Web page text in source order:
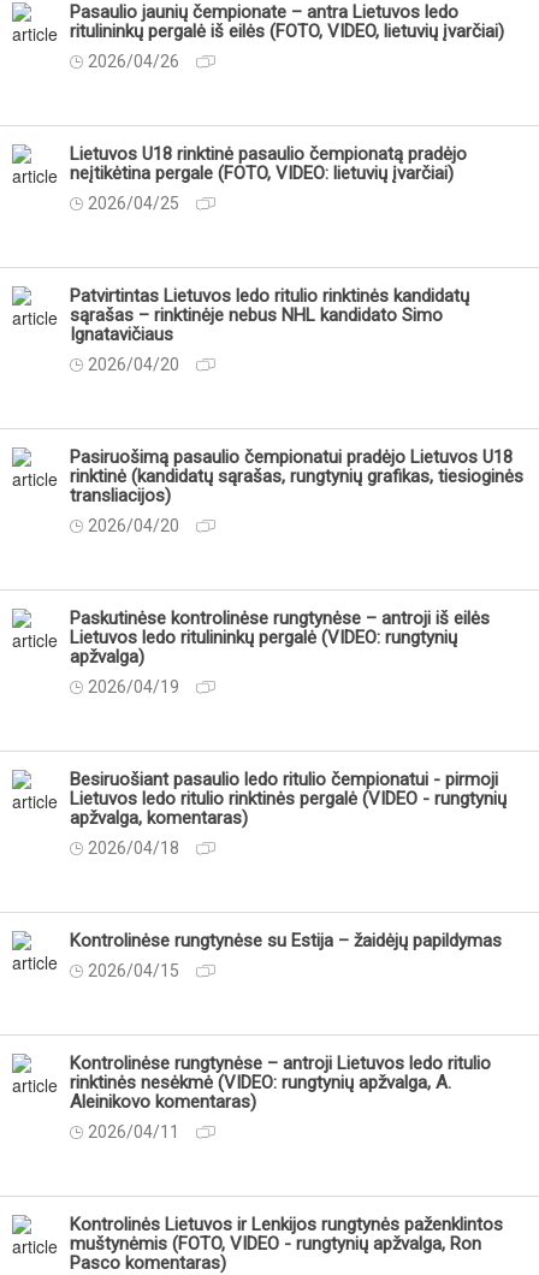
Pasaulio jaunių čempionate – antra Lietuvos ledo
ritulininkų pergalė iš eilės (FOTO, VIDEO, lietuvių įvarčiai)
2026/04/26
Lietuvos U18 rinktinė pasaulio čempionatą pradėjo
neįtikėtina pergale (FOTO, VIDEO: lietuvių įvarčiai)
2026/04/25
Patvirtintas Lietuvos ledo ritulio rinktinės kandidatų
sąrašas – rinktinėje nebus NHL kandidato Simo
Ignatavičiaus
2026/04/20
Pasiruošimą pasaulio čempionatui pradėjo Lietuvos U18
rinktinė (kandidatų sąrašas, rungtynių grafikas, tiesioginės
transliacijos)
2026/04/20
Paskutinėse kontrolinėse rungtynėse – antroji iš eilės
Lietuvos ledo ritulininkų pergalė (VIDEO: rungtynių
apžvalga)
2026/04/19
Besiruošiant pasaulio ledo ritulio čempionatui - pirmoji
Lietuvos ledo ritulio rinktinės pergalė (VIDEO - rungtynių
apžvalga, komentaras)
2026/04/18
Kontrolinėse rungtynėse su Estija – žaidėjų papildymas
2026/04/15
Kontrolinėse rungtynėse – antroji Lietuvos ledo ritulio
rinktinės nesėkmė (VIDEO: rungtynių apžvalga, A.
Aleinikovo komentaras)
2026/04/11
Kontrolinės Lietuvos ir Lenkijos rungtynės paženklintos
muštynėmis (FOTO, VIDEO - rungtynių apžvalga, Ron
Pasco komentaras)